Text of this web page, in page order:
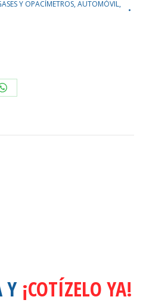
Y OPACÍMETROS,AUTOMÓVIL,
Y ¡COTÍZELO YA!